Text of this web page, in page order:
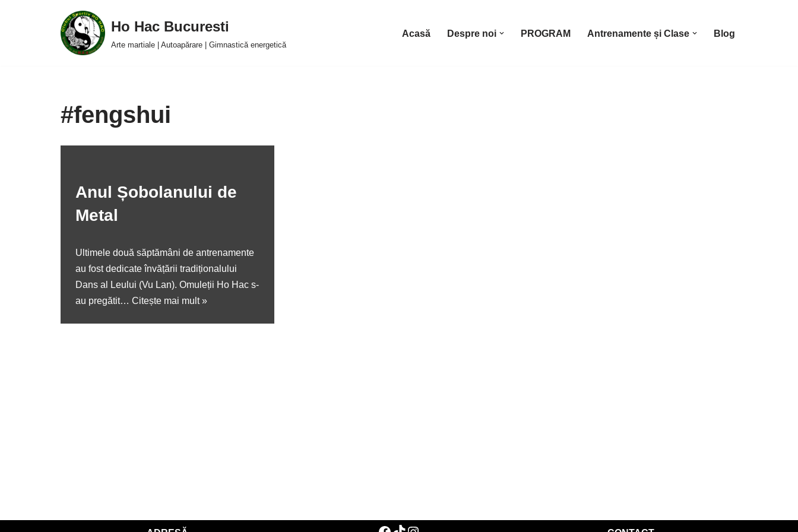
Ho Hac Bucuresti
Arte martiale | Autoapărare | Gimnastică energetică
Acasă Despre noi PROGRAM Antrenamente și Clase Blog
#fengshui
Anul Șobolanului de
Metal
Ultimele două săptămâni de antrenamente
au fost dedicate învățării tradiționalului
Dans al Leului (Vu Lan). Omuleții Ho Hac s-
au pregătit… Citește mai mult »